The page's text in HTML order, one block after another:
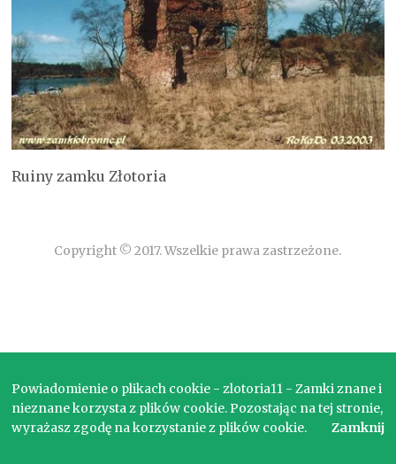
Ruiny zamku Złotoria
Copyright © 2017. Wszelkie prawa zastrzeżone.
Powiadomienie o plikach cookie - zlotoria11 - Zamki znane i
nieznane korzysta z plików cookie. Pozostając na tej stronie,
wyrażasz zgodę na korzystanie z plików cookie.
Zamknij